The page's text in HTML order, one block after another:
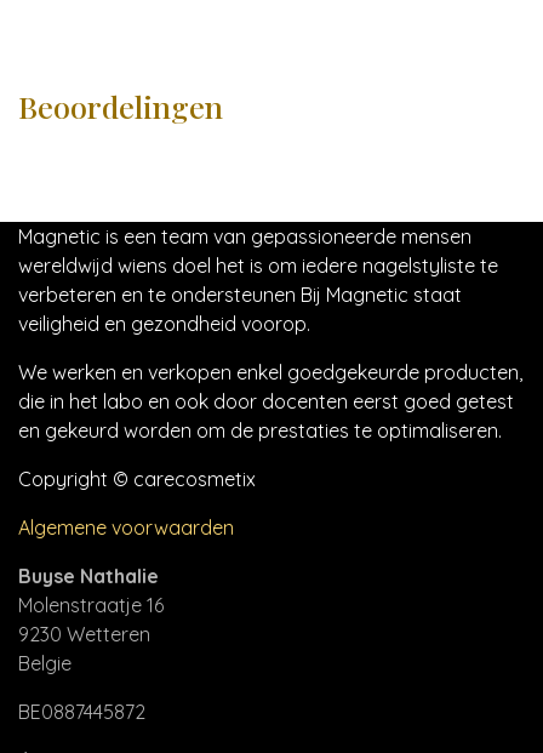
Beoordelingen
Magnetic is een team van gepassioneerde mensen
wereldwijd wiens doel het is om iedere nagelstyliste te
verbeteren en te ondersteunen Bij Magnetic staat
veiligheid en gezondheid voorop.
We werken en verkopen enkel goedgekeurde producten,
die in het labo en ook door docenten eerst goed getest
en gekeurd worden om de prestaties te optimaliseren.
Copyright © carecosmetix
Algemene voorwaarden
Buyse Nathalie
Molenstraatje 16
9230 Wetteren
Belgie
BE0887445872